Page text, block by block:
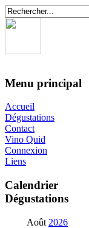
Menu principal
Accueil
Dégustations
Contact
Vino Quid
Connexion
Liens
Calendrier
Dégustations
Août 2026